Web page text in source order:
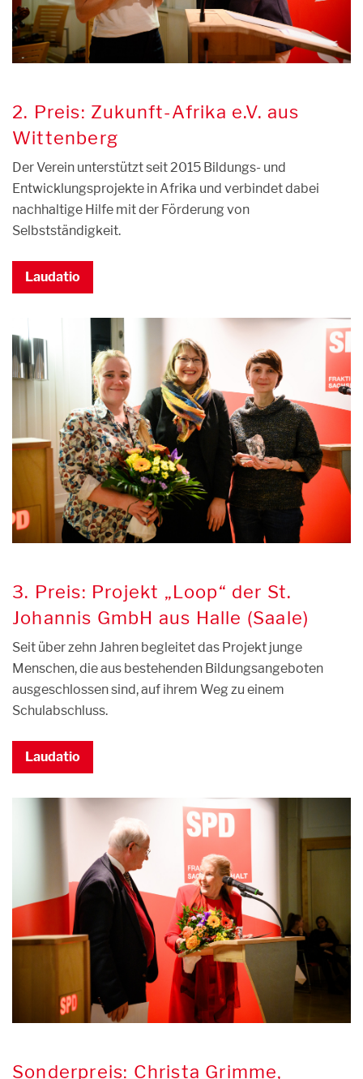
2. Preis: Zukunft-Afrika e.V. aus
Wittenberg
Der Verein unterstützt seit 2015 Bildungs- und
Entwicklungsprojekte in Afrika und verbindet dabei
nachhaltige Hilfe mit der Förderung von
Selbstständigkeit.
Laudatio
3. Preis: Projekt „Loop“ der St.
Johannis GmbH aus Halle (Saale)
Seit über zehn Jahren begleitet das Projekt junge
Menschen, die aus bestehenden Bildungsangeboten
ausgeschlossen sind, auf ihrem Weg zu einem
Schulabschluss.
Laudatio
Sonderpreis: Christa Grimme,